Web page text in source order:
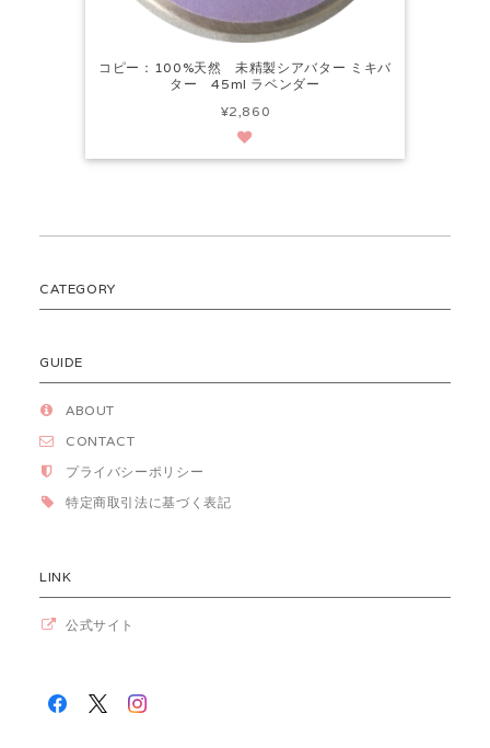
コピー：100%天然 未精製シアバター ミキバ
ター 45ml ラベンダー
¥2,860
CATEGORY
GUIDE
ABOUT
CONTACT
プライバシーポリシー
特定商取引法に基づく表記
LINK
公式サイト